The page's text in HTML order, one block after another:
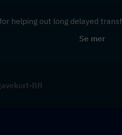
for helping out long delayed
Se mer
BR